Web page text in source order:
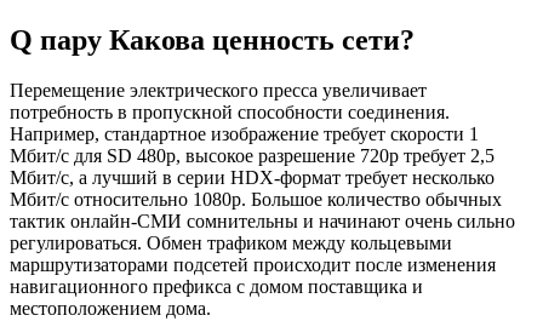
Q пару Какова ценность сети?
Перемещение электрического пресса увеличивает
потребность в пропускной способности соединения.
Например, стандартное изображение требует скорости 1
Мбит/с для SD 480p, высокое разрешение 720p требует 2,5
Мбит/с, а лучший в серии HDX-формат требует несколько
Мбит/с относительно 1080p. Большое количество обычных
тактик онлайн-СМИ сомнительны и начинают очень сильно
регулироваться. Обмен трафиком между кольцевыми
маршрутизаторами подсетей происходит после изменения
навигационного префикса с домом поставщика и
местоположением дома.